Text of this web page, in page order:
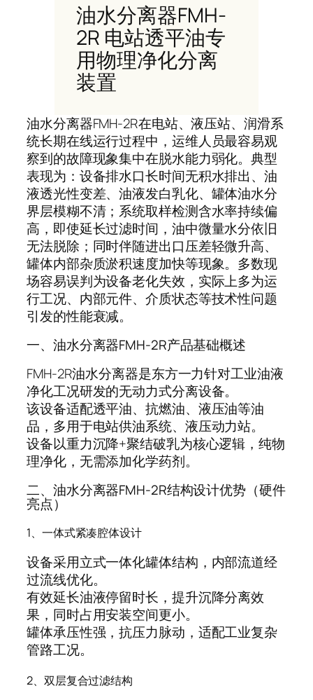
油水分离器FMH-
2R 电站透平油专
用物理净化分离
装置
油水分离器FMH-2R在电站、液压站、润滑系
统长期在线运行过程中，运维人员最容易观
察到的故障现象集中在脱水能力弱化。典型
表现为：设备排水口长时间无积水排出、油
液透光性变差、油液发白乳化、罐体油水分
界层模糊不清；系统取样检测含水率持续偏
高，即使延长过滤时间，油中微量水分依旧
无法脱除；同时伴随进出口压差轻微升高、
罐体内部杂质淤积速度加快等现象。多数现
场容易误判为设备老化失效，实际上多为运
行工况、内部元件、介质状态等技术性问题
引发的性能衰减。
一、油水分离器FMH-2R产品基础概述
FMH-2R油水分离器是东方一力针对工业油液
净化工况研发的无动力式分离设备。
该设备适配透平油、抗燃油、液压油等油
品，多用于电站供油系统、液压动力站。
设备以重力沉降+聚结破乳为核心逻辑，纯物
理净化，无需添加化学药剂。
二、油水分离器FMH-2R结构设计优势（硬件
亮点）
1、一体式紧凑腔体设计
设备采用立式一体化罐体结构，内部流道经
过流线优化。
有效延长油液停留时长，提升沉降分离效
果，同时占用安装空间更小。
罐体承压性强，抗压力脉动，适配工业复杂
管路工况。
2、双层复合过滤结构